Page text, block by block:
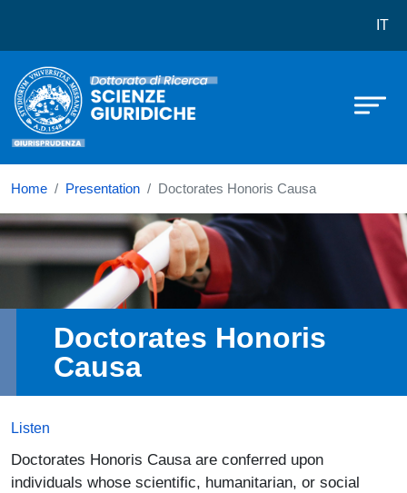
IT
Home Presentation Doctorates Honoris Causa
Immagine
Doctorates Honoris
Causa
Listen
Doctorates Honoris Causa are conferred upon
individuals whose scientific, humanitarian, or social